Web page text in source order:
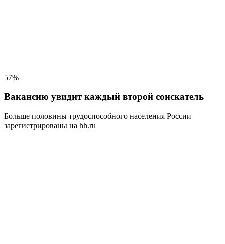
57%
Вакансию увидит каждый второй соискатель
Больше половины трудоспособного населения России
зарегистрированы на hh.ru